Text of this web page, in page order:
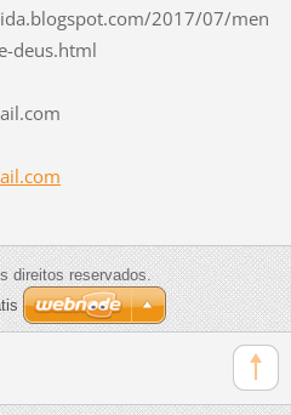
2017/07/men
deus.html
direitos reservados.